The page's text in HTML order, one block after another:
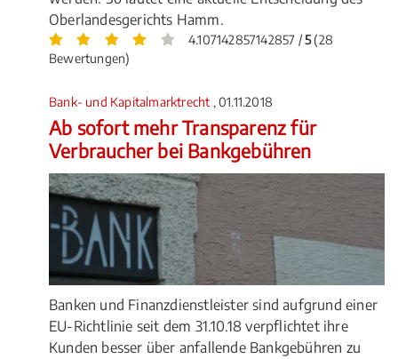
Oberlandesgerichts Hamm.
4.107142857142857 /5(28
Bewertungen)
Bank- und Kapitalmarktrecht , 01.11.2018
Ab sofort mehr Transparenz für
Verbraucher bei Bankgebühren
Banken und Finanzdienstleister sind aufgrund einer
EU-Richtlinie seit dem 31.10.18 verpflichtet ihre
Kunden besser über anfallende Bankgebühren zu